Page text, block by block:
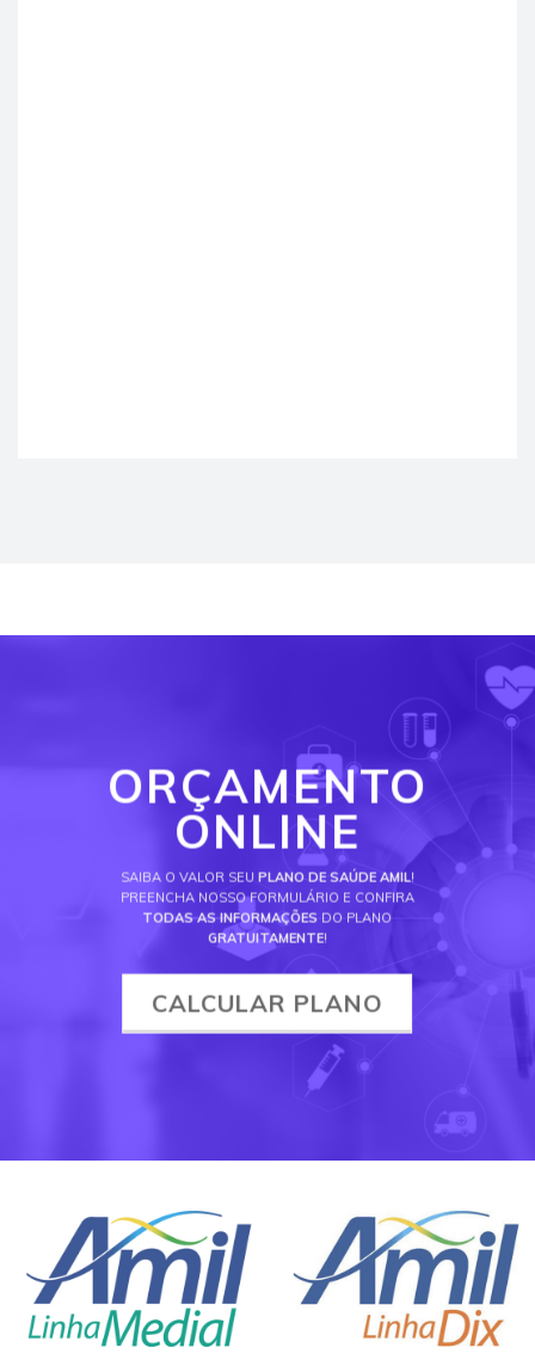
ORÇAMENTO
ONLINE
SAIBA O VALOR SEU PLANO DE SAÚDE AMIL!
PREENCHA NOSSO FORMULÁRIO E CONFIRA
TODAS AS INFORMAÇÕES DO PLANO
GRATUITAMENTE!
CALCULAR PLANO